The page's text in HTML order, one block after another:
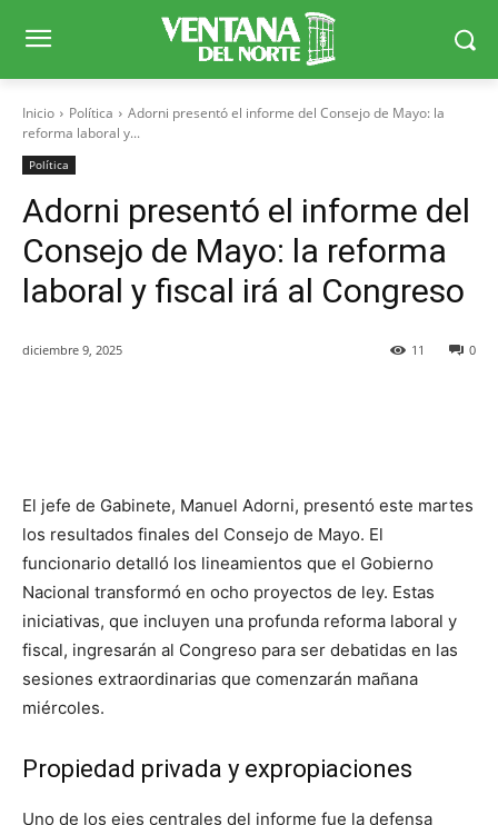
Inicio Política
Adorni presentó el informe del Consejo de Mayo: la
reforma laboral y...
Política
Adorni presentó el informe del
Consejo de Mayo: la reforma
laboral y fiscal irá al Congreso
diciembre 9, 2025 0
11
El jefe de Gabinete, Manuel Adorni, presentó este martes
los resultados finales del Consejo de Mayo. El
funcionario detalló los lineamientos que el Gobierno
Nacional transformó en ocho proyectos de ley. Estas
iniciativas, que incluyen una profunda reforma laboral y
fiscal, ingresarán al Congreso para ser debatidas en las
sesiones extraordinarias que comenzarán mañana
miércoles.
Propiedad privada y expropiaciones
Uno de los ejes centrales del informe fue la defensa